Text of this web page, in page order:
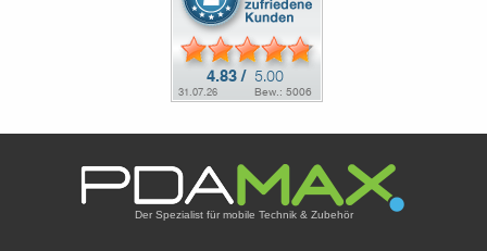
Der Spezialist für mobile Technik & Zubehör